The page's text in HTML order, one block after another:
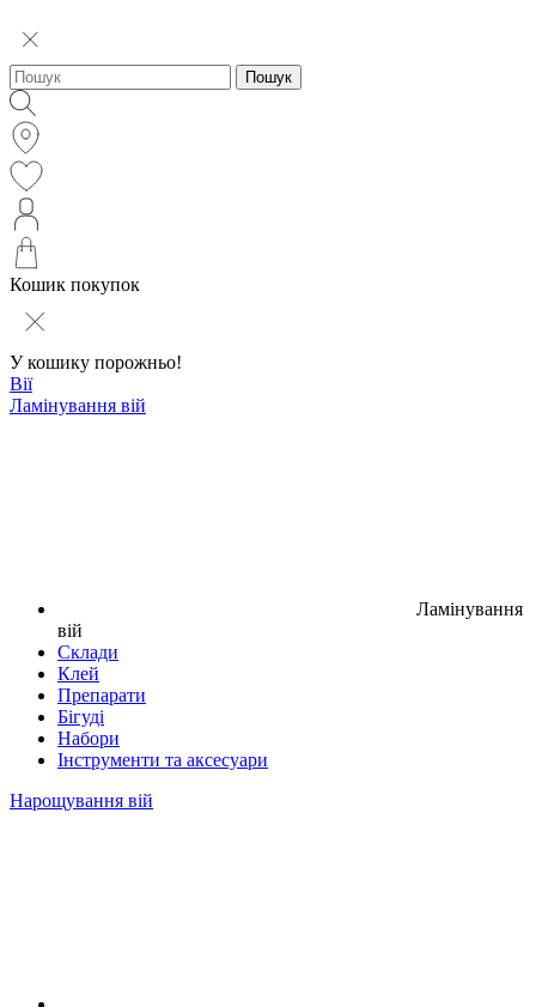
Пошук
Кошик покупок
У кошику порожньо!
Вії
Ламінування вій
Ламінування
вій
Склади
Клей
Препарати
Бігуді
Набори
Інструменти та аксесуари
Нарощування вій